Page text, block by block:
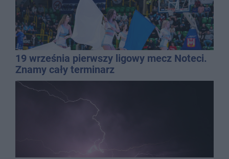
19 września pierwszy ligowy mecz Noteci.
Znamy cały terminarz